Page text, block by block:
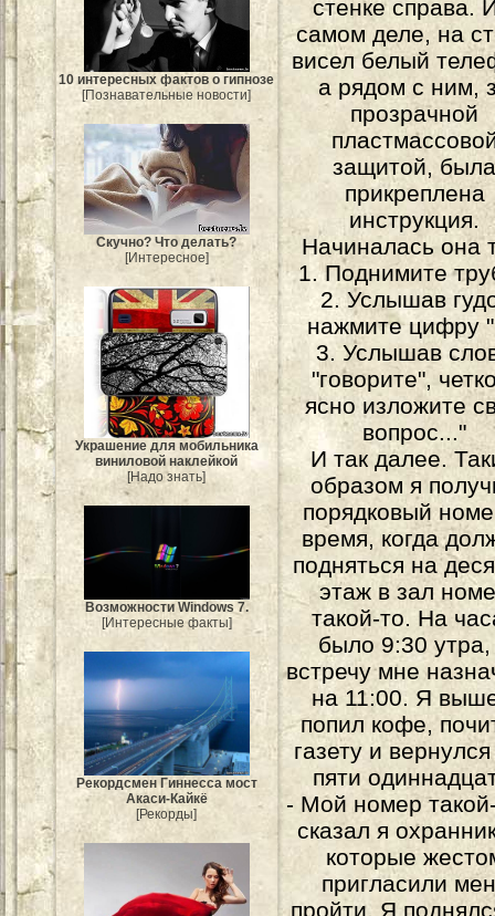
10 интересных фактов о гипнозе
[Познавательные новости]
Скучно? Что делать?
[Интересное]
Украшение для мобильника
виниловой наклейкой
[Надо знать]
Возможности Windows 7.
[Интересные факты]
Рекордсмен Гиннесса мост
Акаси-Кайкё
[Рекорды]
стенке справа.
самом деле, на
висел белый
а рядом с ним,
прозрачной
защитой,
прикреплена
инструкция.
Начиналась она
1. Поднимите
2. Услышав
нажмите цифру
3. Услышав
"говорите",
ясно изложите
вопрос..."
И так далее.
образом я
порядковый
время, когда
подняться на
этаж в зал
такой-то. На
было 9:30
встречу мне
на 11:00. Я
попил кофе,
газету и
пяти
- Мой номер
сказал я
которые
пригласили
пройти. Я